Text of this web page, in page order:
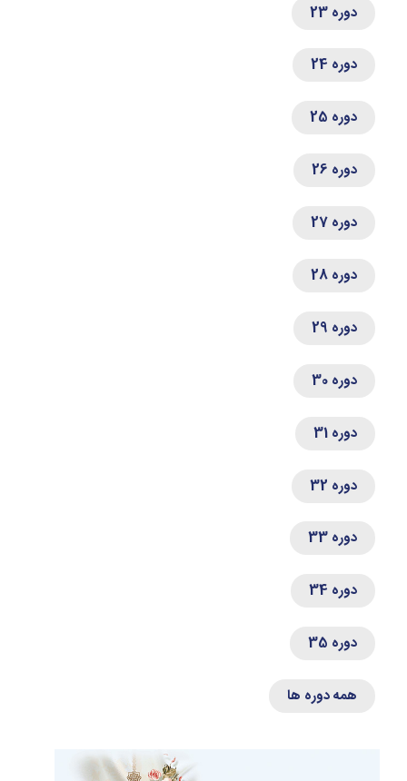
دوره 23
دوره 24
دوره 25
دوره 26
دوره 27
دوره 28
دوره 29
دوره 30
دوره 31
دوره 32
دوره 33
دوره 34
دوره 35
همه دوره ها